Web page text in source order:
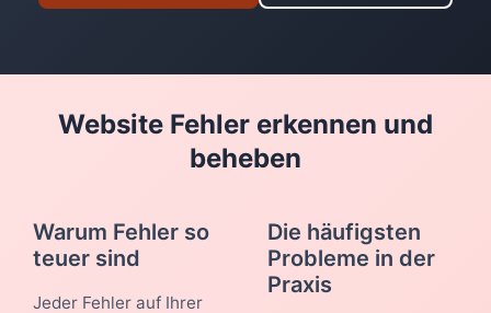
Website Fehler erkennen und
beheben
Warum Fehler so
teuer sind
Jeder Fehler auf Ihrer
Die häufigsten
Probleme in der
Praxis